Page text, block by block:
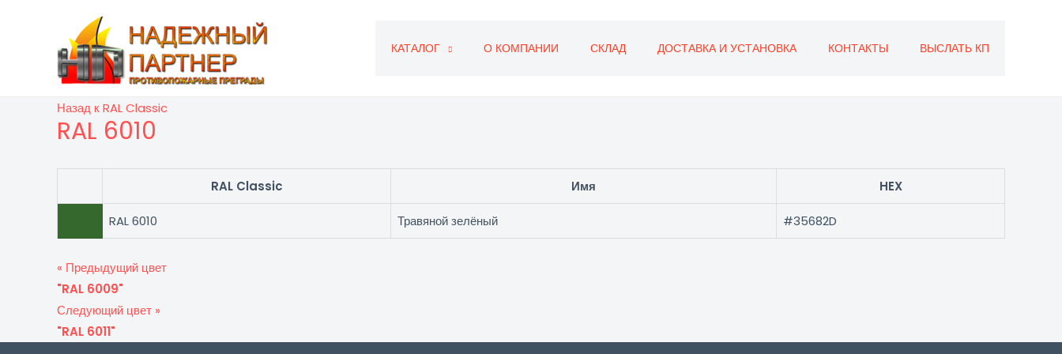
содержимому
КАТАЛОГ О КОМПАНИИ СКЛАД ДОСТАВКА И УСТАНОВКА КОНТАКТЫ ВЫСЛАТЬ КП
Назад к RAL Classic
RAL 6010
RAL Classic Имя HEX
RAL 6010 Травяной зелёный #35682D
« Предыдущий цвет
"RAL 6009"
Следующий цвет »
"RAL 6011"